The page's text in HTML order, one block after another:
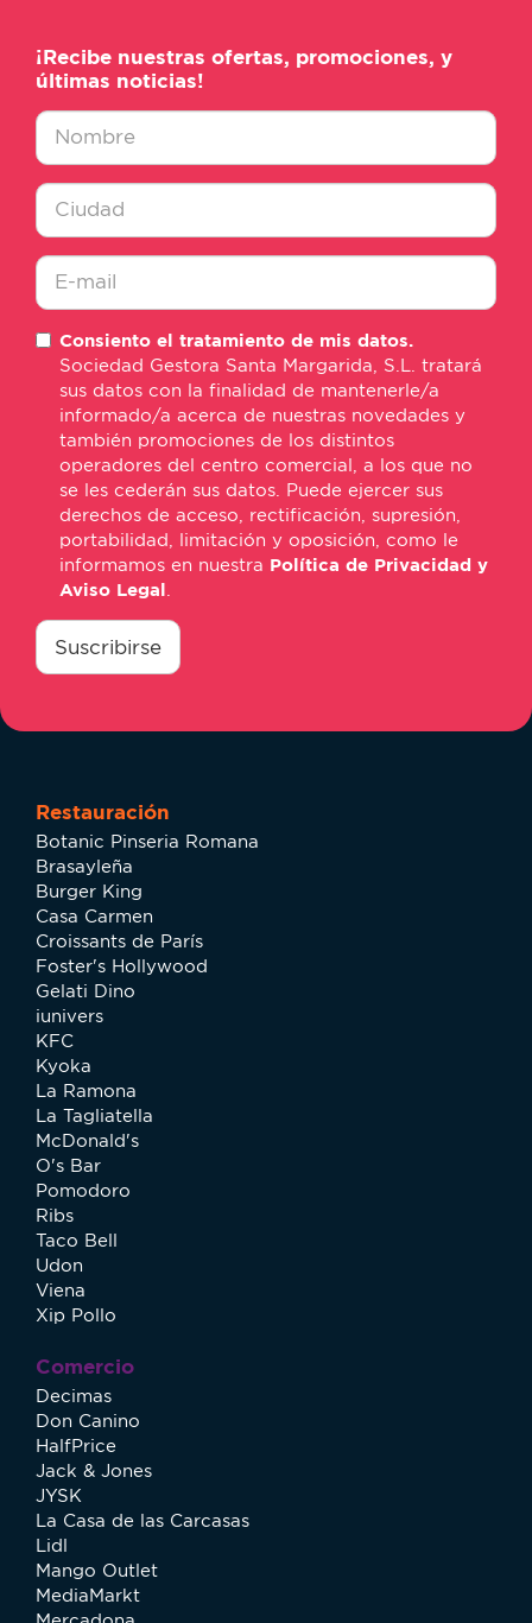
¡Recibe nuestras ofertas, promociones, y
últimas noticias!
Nombre
Ciudad
mail
Consiento el tratamiento de mis datos.
Sociedad Gestora Santa Margarida, S.L. tratará
sus datos con la finalidad de mantenerle/a
informado/a acerca de nuestras novedades y
también promociones de los distintos
operadores del centro comercial, a los que no
se les cederán sus datos. Puede ejercer sus
derechos de acceso, rectificación, supresión,
portabilidad, limitación y oposición, como le
informamos en nuestra Política de Privacidad y
Aviso Legal
consentimiento
Suscribirse
Restauración
Botanic Pinseria Romana
Brasayleña
Burger King
Casa Carmen
Croissants de París
Foster's Hollywood
Gelati Dino
iunivers
KFC
Kyoka
La Ramona
La Tagliatella
McDonald's
O's Bar
Pomodoro
Ribs
Taco Bell
Udon
Viena
Xip Pollo
Comercio
Decimas
Don Canino
HalfPrice
Jack & Jones
JYSK
La Casa de las Carcasas
Lidl
Mango Outlet
MediaMarkt